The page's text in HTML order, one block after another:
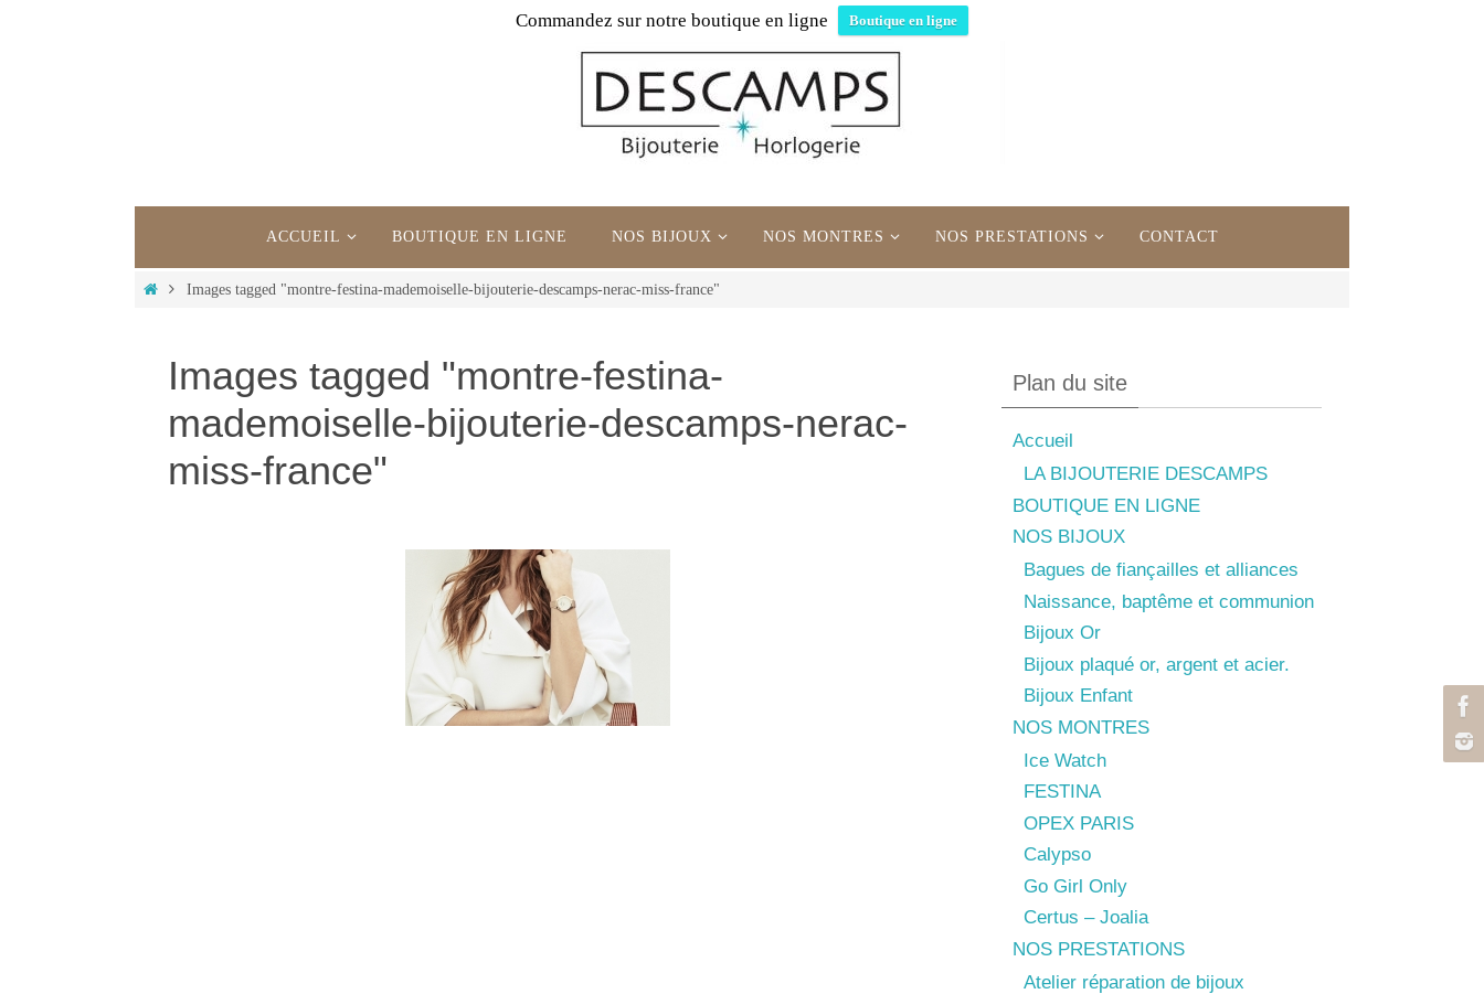
Commandez sur notre boutique en ligne Boutique en ligne
contenu
ACCUEIL BOUTIQUE EN LIGNE NOS BIJOUX NOS MONTRES NOS PRESTATIONS CONTACT
HomeImages tagged "montre-festina-mademoiselle-bijouterie-descamps-nerac-miss-france"
Images tagged "montre-festina-
mademoiselle-bijouterie-descamps-nerac-
miss-france"
Plan du site
Accueil
LA BIJOUTERIE DESCAMPS
BOUTIQUE EN LIGNE
NOS BIJOUX
Bagues de fiançailles et alliances
Naissance, baptême et communion
Bijoux Or
Bijoux plaqué or, argent et acier.
Bijoux Enfant
NOS MONTRES
Ice Watch
FESTINA
OPEX PARIS
Calypso
Go Girl Only
Certus – Joalia
NOS PRESTATIONS
Atelier réparation de bijoux